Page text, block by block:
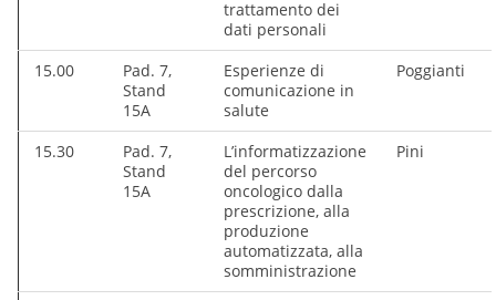
trattamento dei
dati personali
15.00
Pad. 7,
Stand
15A
Esperienze di
comunicazione in
salute
Poggianti
15.30
Pad. 7,
Stand
15A
L’informatizzazione
del percorso
oncologico dalla
prescrizione, alla
produzione
automatizzata, alla
somministrazione
Pini